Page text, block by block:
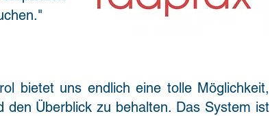
bietet uns endlich eine tolle Möglichkeit,
den Überblick zu behalten. Das System ist